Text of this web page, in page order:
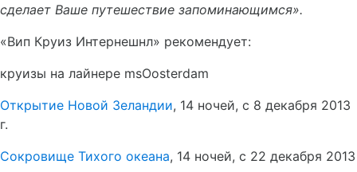
сделает Ваше путешествие запоминающимся».
«Вип Круиз Интернешнл» рекомендует:
круизы на лайнере msOosterdam
Открытие Новой Зеландии, 14 ночей, с 8 декабря 2013
г.
Сокровище Тихого океана, 14 ночей, с 22 декабря 2013